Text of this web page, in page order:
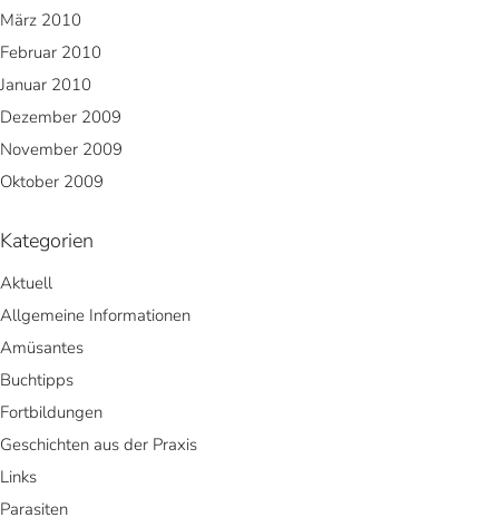
März 2010
Februar 2010
Januar 2010
Dezember 2009
November 2009
Oktober 2009
Kategorien
Aktuell
Allgemeine Informationen
Amüsantes
Buchtipps
Fortbildungen
Geschichten aus der Praxis
Links
Parasiten